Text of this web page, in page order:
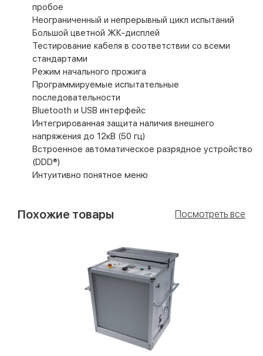
пробое
Неограниченный и непрерывный цикл испытаний
Большой цветной ЖК-дисплей
Тестирование кабеля в соответствии со всеми
стандартами
Режим начального прожига
Программируемые испытательные
последовательности
Bluetooth и USB интерфейс
Интегрированная защита наличия внешнего
напряжения до 12кВ (50 гц)
Встроенное автоматическое разрядное устройство
(DDD®)
Интуитивно понятное меню
Похожие товары Посмотреть все